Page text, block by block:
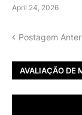
April 24, 2026
Postagem
AVALIAÇÃO DE